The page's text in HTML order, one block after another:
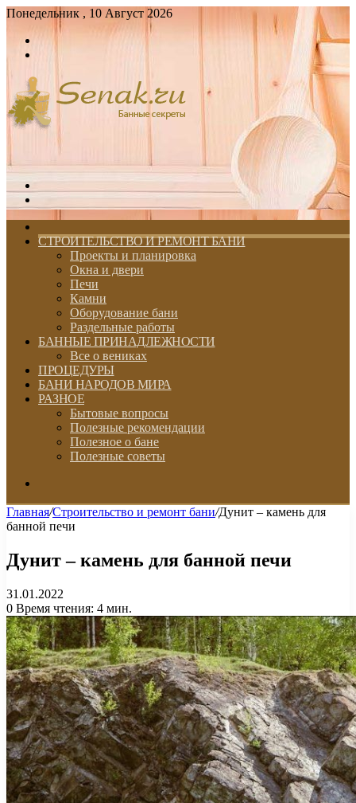
Понедельник , 10 Август 2026
Войти
skin
СТРОИТЕЛЬСТВО И РЕМОНТ БАНИ
Проекты и планировка
Окна и двери
Печи
Камни
Оборудование бани
Раздельные работы
БАННЫЕ ПРИНАДЛЕЖНОСТИ
Все о вениках
ПРОЦЕДУРЫ
БАНИ НАРОДОВ МИРА
РАЗНОЕ
Бытовые вопросы
Полезные рекомендации
Полезное о бане
Полезные советы
Главная/Строительство и ремонт бани/Дунит – камень для
банной печи
Дунит – камень для банной печи
31.01.2022
0 Время чтения: 4 мин.